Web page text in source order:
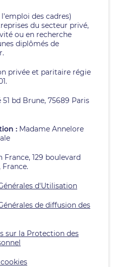
des cadres)
du secteur privé,
ou en recherche
diplômés de
privée et paritaire régie
bd Brune, 75689 Paris
: Madame Annelore
France, 129 boulevard
France.
d'Utilisation
de diffusion des
sur la Protection des